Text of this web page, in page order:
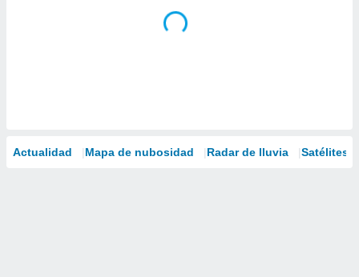
Actualidad Mapa de nubosidad Radar de lluvia Satélites